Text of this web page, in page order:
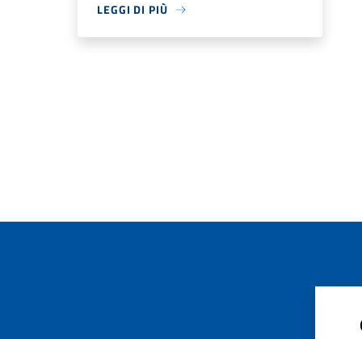
LEGGI DI PIÙ